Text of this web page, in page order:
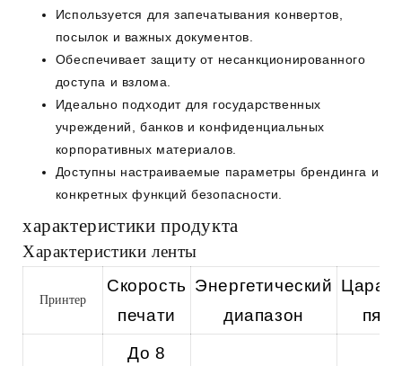
Используется для запечатывания конвертов,
посылок и важных документов.
Обеспечивает защиту от несанкционированного
доступа и взлома.
Идеально подходит для государственных
учреждений, банков и конфиденциальных
корпоративных материалов.
Доступны настраиваемые параметры брендинга и
конкретных функций безопасности.
характеристики продукта
Характеристики ленты
Принтер
Скорость
печати
Энергетический
диапазон
До 8